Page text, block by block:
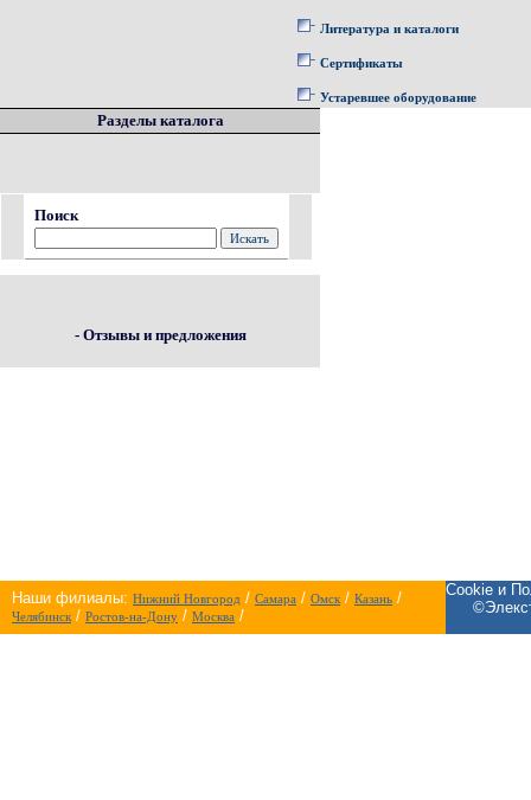
Литература и каталоги
Сертификаты
Устаревшее оборудование
Разделы каталога
Поиск
- Отзывы и предложения
Наши филиалы: Нижний Новгород / Самара / Омск/ Казань /
Челябинск/ Ростов-на-Дону / Москва /
Cookie и